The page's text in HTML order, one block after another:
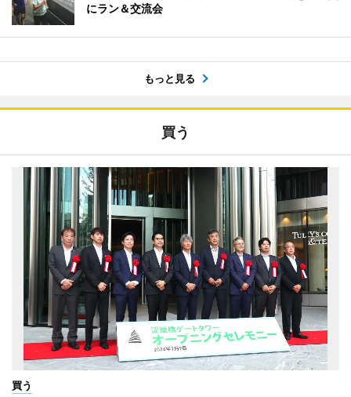
にラン＆交流会
もっと見る
買う
買う